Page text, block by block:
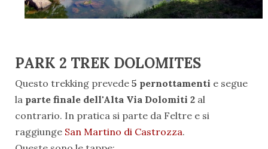
PARK 2 TREK DOLOMITES
Questo trekking prevede 5 pernottamenti e segue
la parte finale dell'Alta Via Dolomiti 2 al
contrario. In pratica si parte da Feltre e si
raggiunge San Martino di Castrozza.